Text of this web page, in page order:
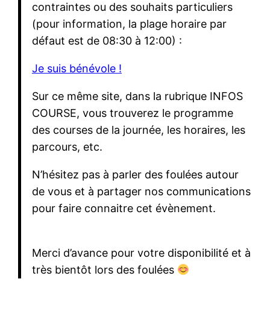
contraintes ou des souhaits particuliers
(pour information, la plage horaire par
défaut est de 08:30 à 12:00) :
Je suis bénévole !
Sur ce même site, dans la rubrique INFOS
COURSE, vous trouverez le programme
des courses de la journée, les horaires, les
parcours, etc.
N’hésitez pas à parler des foulées autour
de vous et à partager nos communications
pour faire connaitre cet évènement.
Merci d’avance pour votre disponibilité et à
très bientôt lors des foulées